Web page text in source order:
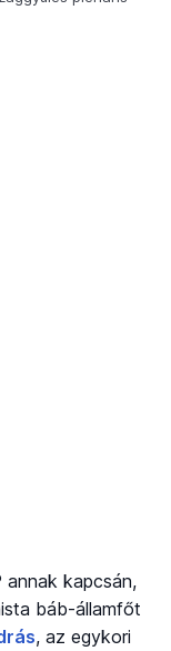
kapcsán,
báb-államfőt
, az egykori